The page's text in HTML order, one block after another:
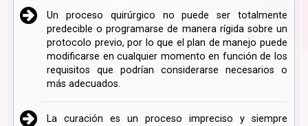
Un proceso quirúrgico no puede ser totalmente
predecible o programarse de manera rígida sobre un
protocolo previo, por lo que el plan de manejo puede
modificarse en cualquier momento en función de los
requisitos que podrían considerarse necesarios o
más adecuados.
La curación es un proceso impreciso y siempre